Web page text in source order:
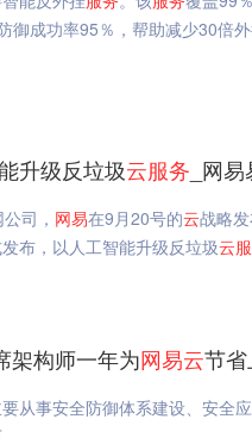
御成功率95％，帮助减少30倍
升级反垃圾云服务 _网
司， 网易在9月20号的云战略
布，以人工智能升级反垃圾云
架构师一年为网易云节
从事安全防御体系建设、安全